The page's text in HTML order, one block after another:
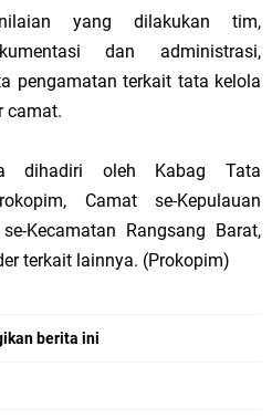
yang dilakukan tim,
dan administrasi,
pengamatan terkait tata kelola
camat.
dihadiri oleh Kabag Tata
Camat se-Kepulauan
Kecamatan Rangsang Barat,
terkait lainnya. (Prokopim)
berita ini